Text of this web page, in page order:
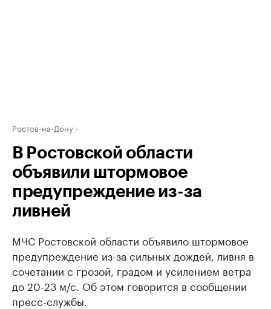
Ростов-на-Дону
В Ростовской области
объявили штормовое
предупреждение из-за
ливней
МЧС Ростовской области объявило штормовое
предупреждение из-за сильных дождей, ливня в
сочетании с грозой, градом и усилением ветра
до 20-23 м/с. Об этом говорится в сообщении
пресс-службы.